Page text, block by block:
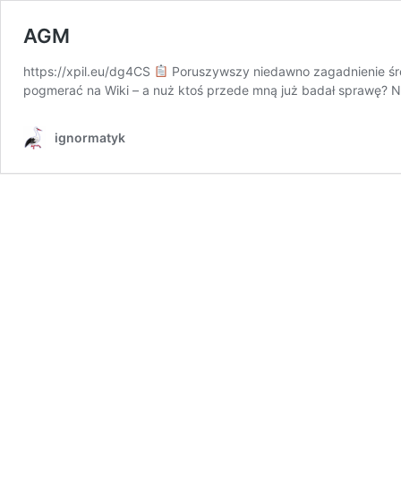
AGM
https://xpil.eu/dg4CS
Poruszywszy niedawno zagadnienie
pogmerać na Wiki – a nuż ktoś przede mną już badał
ignormatyk